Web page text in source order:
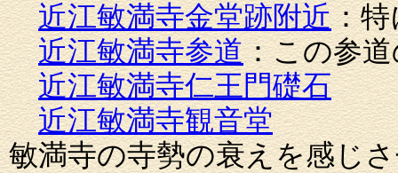
近江敏満寺金堂跡附近：特
近江敏満寺参道：この参
近江敏満寺仁王門礎石
近江敏満寺観音堂
敏満寺の寺勢の衰えを感じ